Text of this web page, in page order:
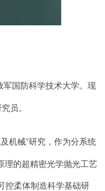
国防科学技术大学。现
员。
机械”研究，作为分系统
理的超精密光学抛光工艺
控柔体制造科学基础研